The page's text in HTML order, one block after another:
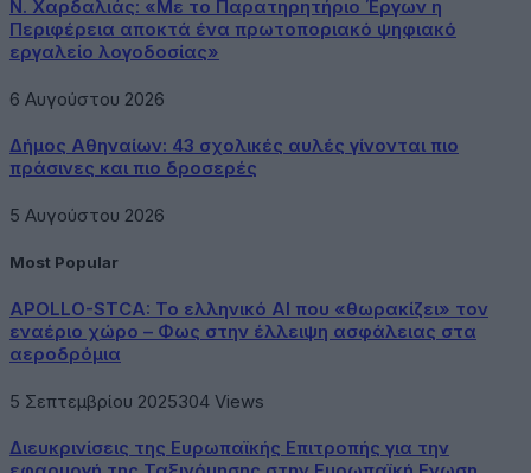
Ν. Χαρδαλιάς: «Με το Παρατηρητήριο Έργων η
Περιφέρεια αποκτά ένα πρωτοποριακό ψηφιακό
εργαλείο λογοδοσίας»
6 Αυγούστου 2026
Δήμος Αθηναίων: 43 σχολικές αυλές γίνονται πιο
πράσινες και πιο δροσερές
5 Αυγούστου 2026
Most Popular
APOLLO-STCA: Το ελληνικό AI που «θωρακίζει» τον
εναέριο χώρο – Φως στην έλλειψη ασφάλειας στα
αεροδρόμια
5 Σεπτεμβρίου 2025304 Views
Διευκρινίσεις της Ευρωπαϊκής Επιτροπής για την